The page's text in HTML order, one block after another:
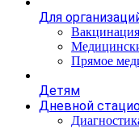
Для
Прямое
Детям
Дневной